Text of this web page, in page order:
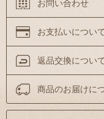
お問い合わせ
お支払いについて
返品交換について
商品のお届けに